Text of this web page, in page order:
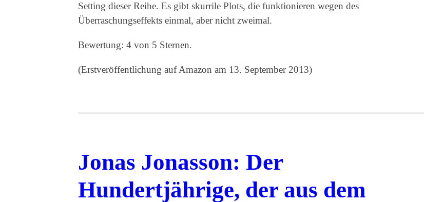
Setting dieser Reihe. Es gibt skurrile Plots, die funktionieren wegen des
Überraschungseffekts einmal, aber nicht zweimal.
Bewertung: 4 von 5 Sternen.
(Erstveröffentlichung auf Amazon am 13. September 2013)
Jonas Jonasson: Der
Hundertjährige, der aus dem